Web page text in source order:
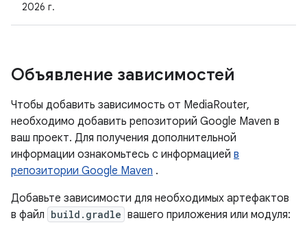
2026 г.
Объявление зависимостей
Чтобы добавить зависимость от MediaRouter,
необходимо добавить репозиторий Google Maven в
ваш проект. Для получения дополнительной
информации ознакомьтесь с информацией в
репозитории Google Maven .
Добавьте зависимости для необходимых артефактов
в файл build.gradle вашего приложения или модуля: